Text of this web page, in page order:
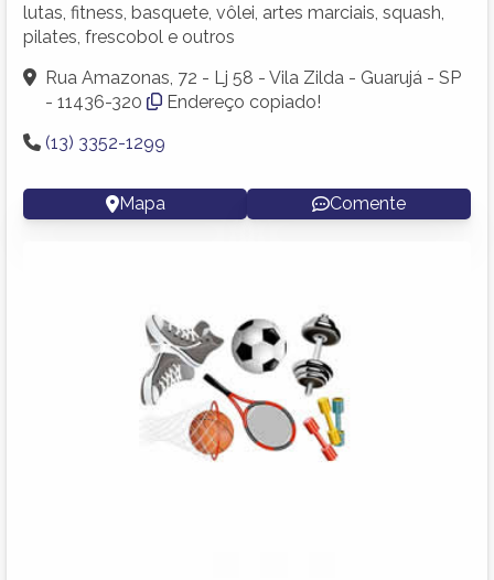
lutas, fitness, basquete, vôlei, artes marciais, squash,
pilates, frescobol e outros
Rua Amazonas, 72 - Lj 58 - Vila Zilda - Guarujá - SP
- 11436-320
Endereço copiado!
(13) 3352-1299
Mapa Comente